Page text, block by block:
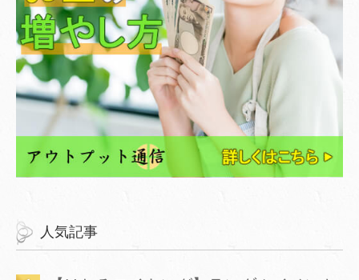
人気記事